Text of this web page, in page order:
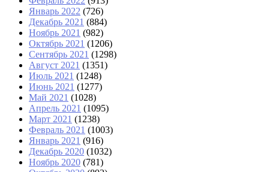
Январь 2022 (726)
Декабрь 2021 (884)
Ноябрь 2021 (982)
Октябрь 2021 (1206)
Сентябрь 2021 (1298)
Август 2021 (1351)
Июль 2021 (1248)
Июнь 2021 (1277)
Май 2021 (1028)
Апрель 2021 (1095)
Март 2021 (1238)
Февраль 2021 (1003)
Январь 2021 (916)
Декабрь 2020 (1032)
Ноябрь 2020 (781)